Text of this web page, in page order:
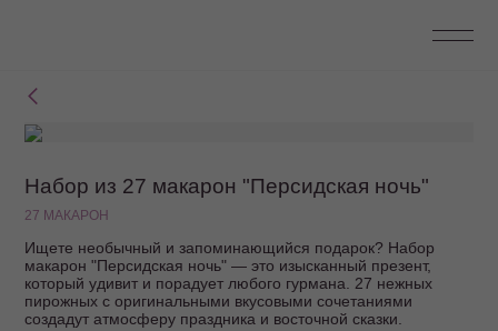
Набор из 27 макарон "Персидская ночь"
27 МАКАРОН
Ищете необычный и запоминающийся подарок? Набор
макарон "Персидская ночь" — это изысканный презент,
который удивит и порадует любого гурмана. 27 нежных
пирожных с оригинальными вкусовыми сочетаниями
создадут атмосферу праздника и восточной сказки.